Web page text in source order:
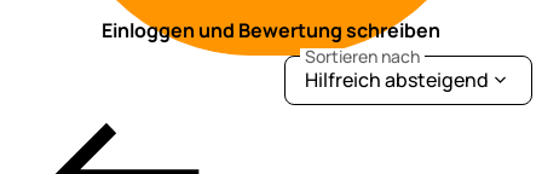
Einloggen und Bewertung schreiben
Sortieren nach
Hilfreich absteigend